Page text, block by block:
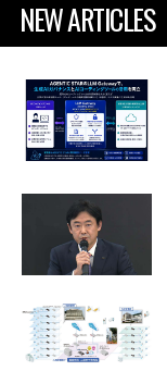
NEW ARTICLES